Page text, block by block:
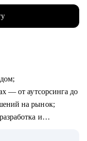
— от аутсорсинга до
на рынок;
и